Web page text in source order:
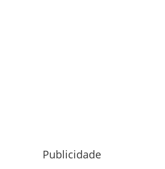
Publicidade